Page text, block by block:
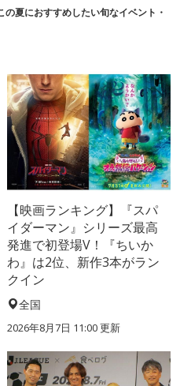
夏におすすめしたい旬なイベント・
【映画ランキング】『スパ
イダーマン』シリーズ最高
発進で初登場V！『ちいか
わ』は2位、新作3本がラン
クイン
全国
2026年8月7日 11:00更新